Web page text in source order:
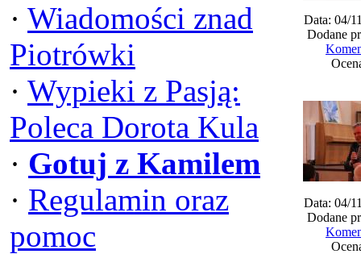
· Wiadomości znad
Piotrówki
· Wypieki z Pasją:
Poleca Dorota Kula
· Gotuj z Kamilem
· Regulamin oraz
pomoc
Data: 04/
Dodane
Data: 04/
Dodane